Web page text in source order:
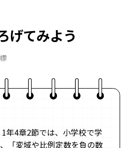
げてみよう
1年4章2節では、小学校で学
「変域や比例定数を負の数